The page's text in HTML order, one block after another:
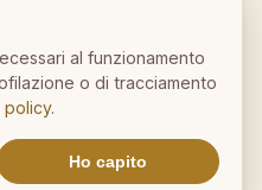
INFO
Contatti
Privacy
Sitemap
al funzionamento
o di tracciamento
policy.
Ho capito